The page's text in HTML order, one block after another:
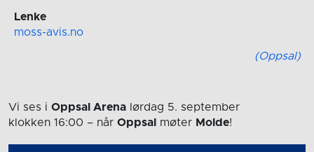
Lenke
moss-avis.no
(Oppsal)
Vi ses i Oppsal Arena lørdag 5. september
klokken 16:00 – når Oppsal møter Molde!